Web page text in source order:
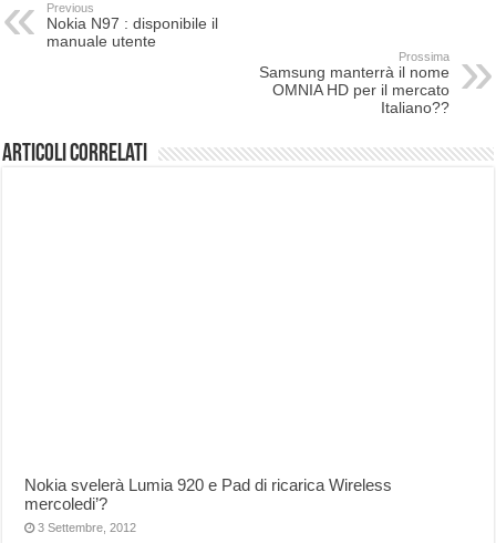
Previous
Nokia N97 : disponibile il
manuale utente
Prossima
Samsung manterrà il nome
OMNIA HD per il mercato
Italiano??
Articoli correlati
Nokia svelerà Lumia 920 e Pad di ricarica Wireless
mercoledi’?
3 Settembre, 2012